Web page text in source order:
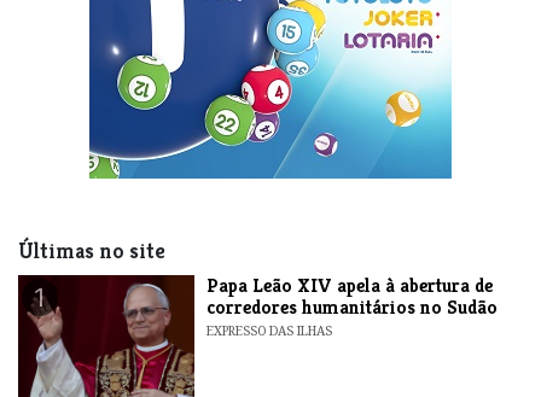
Últimas no site
1
​Papa Leão XIV apela à abertura de
corredores humanitários no Sudão
EXPRESSO DAS ILHAS